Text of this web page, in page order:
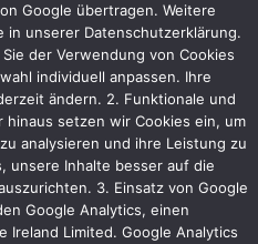
Google übertragen. Weitere
in unserer Datenschutzerklärung.
der Verwendung von Cookies
individuell anpassen. Ihre
ändern. 2. Funktionale und
hinaus setzen wir Cookies ein, um
analysieren und ihre Leistung zu
unsere Inhalte besser auf die
3. Einsatz von Google
Google Analytics, einen
Ireland Limited. Google Analytics